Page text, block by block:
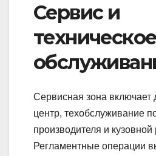
Сервис и
техническое
Сервисная зона включает
центр, техобслуживание
производителя и кузовной
Регламентные операции